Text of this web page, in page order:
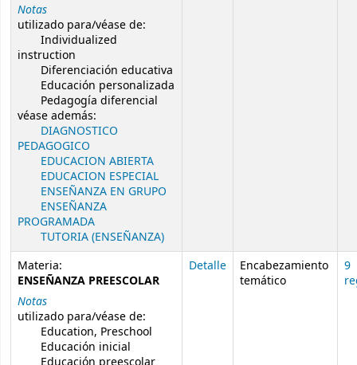
Notas
utilizado para/véase de:
Individualized
instruction
Diferenciación educativa
Educación personalizada
Pedagogía diferencial
véase además:
DIAGNOSTICO
PEDAGOGICO
EDUCACION ABIERTA
EDUCACION ESPECIAL
ENSEÑANZA EN GRUPO
ENSEÑANZA
PROGRAMADA
TUTORIA (ENSEÑANZA)
Materia:
ENSEÑANZA PREESCOLAR
Notas
utilizado para/véase de:
Education, Preschool
Educación inicial
Detalle
Encabezamiento
temático
9